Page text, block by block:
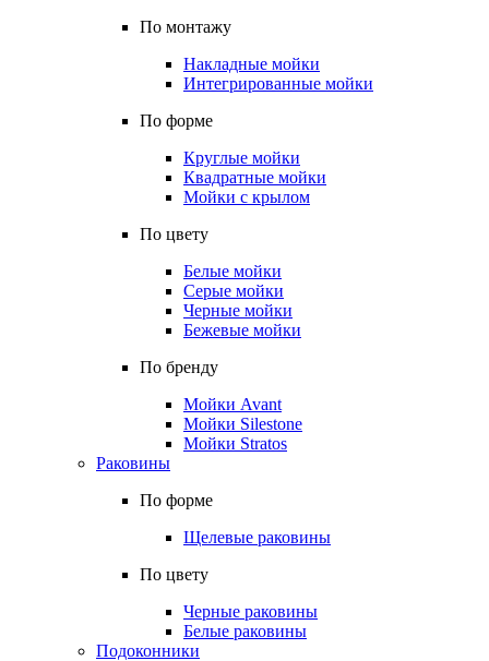
По монтажу
Накладные мойки
Интегрированные мойки
По форме
Круглые мойки
Квадратные мойки
Мойки с крылом
По цвету
Белые мойки
Серые мойки
Черные мойки
Бежевые мойки
По бренду
Мойки Avant
Мойки Silestone
Мойки Stratos
Раковины
По форме
Щелевые раковины
По цвету
Черные раковины
Белые раковины
Подоконники